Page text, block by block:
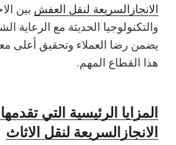
الانجازالسريعة لنقل العفش بين
والتكنولوجيا الحديثة مع الرعاية
يضمن رضا العملاء وتحقيق أعلى
هذا القطاع المهم.
المزايا الرئيسية التي
الانجازالسريعة لنقل الاثاث